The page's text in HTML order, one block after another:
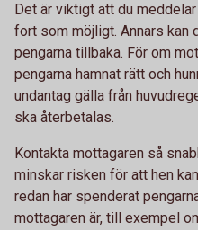
Det är viktigt att du
fort som möjligt. Annars kan
pengarna tillbaka. För om
pengarna hamnat rätt och
undantag gälla från
ska återbetalas.
Kontakta mottagaren så
minskar risken för att hen
redan har spenderat
mottagaren är, till exempel